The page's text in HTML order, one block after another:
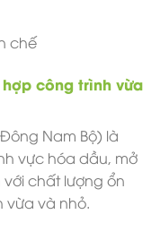
chế
công trình vừa
Nam Bộ) là
vực hóa dầu, mở
chất lượng ổn
vừa và nhỏ.